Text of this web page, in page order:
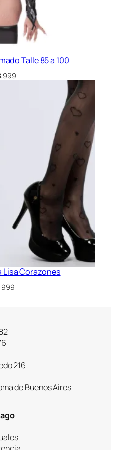
Talle 85 a 100
Lisa Corazones
216
de Buenos Aires